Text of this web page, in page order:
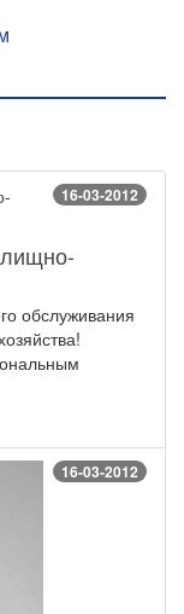
16-03-2012
обслуживания
16-03-2012